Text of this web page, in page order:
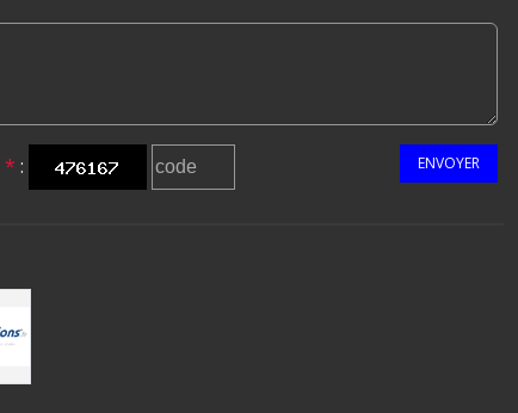
* : ENVOYER